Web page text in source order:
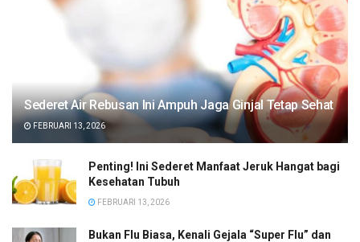
Sederet Air Rebusan Ini Ampuh Jaga Ginjal Tetap Sehat
FEBRUARI 13, 2026
Penting! Ini Sederet Manfaat Jeruk Hangat bagi
Kesehatan Tubuh
FEBRUARI 13, 2026
Bukan Flu Biasa, Kenali Gejala “Super Flu” dan